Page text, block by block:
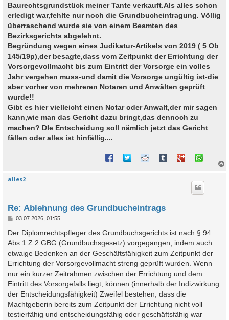
g
Baurechtsgrundstück meiner Tante verkauft.Als alles schon
erledigt war,fehlte nur noch die Grundbucheintragung. Völlig
überraschend wurde sie von einem Beamten des
Bezirksgerichts abgelehnt.
Begründung wegen eines Judikatur-Artikels von 2019 ( 5 Ob
145/19p),der besagte,dass vom Zeitpunkt der Errichtung der
Vorsorgevollmacht bis zum Eintritt der Vorsorge ein volles
Jahr vergehen muss-und damit die Vorsorge ungültig ist-die
aber vorher von mehreren Notaren und Anwälten geprüft
wurde!!
Gibt es hier vielleicht einen Notar oder Anwalt,der mir sagen
kann,wie man das Gericht dazu bringt,das dennoch zu
machen? DIe Entscheidung soll nämlich jetzt das Gericht
fällen oder alles ist hinfällig....
alles2
Re: Ablehnung des Grundbucheintrags
B
i
r
a
g
03.07.2026, 01:55
Der Diplomrechtspfleger des Grundbuchsgerichts ist nach § 94
Abs.1 Z 2 GBG (Grundbuchsgesetz) vorgegangen, indem auch
etwaige Bedenken an der Geschäftsfähigkeit zum Zeitpunkt der
Errichtung der Vorsorgevollmacht streng geprüft wurden. Wenn
nur ein kurzer Zeitrahmen zwischen der Errichtung und dem
Eintritt des Vorsorgefalls liegt, können (innerhalb der Indizwirkung
der Entscheidungsfähigkeit) Zweifel bestehen, dass die
Machtgeberin bereits zum Zeitpunkt der Errichtung nicht voll
testierfähig und entscheidungsfähig oder geschäftsfähig war